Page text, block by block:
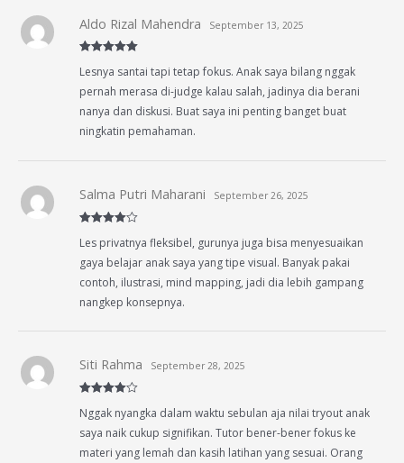
of 5
Aldo Rizal Mahendra September 13, 2025
Lesnya santai tapi tetap fokus. Anak saya bilang nggak
pernah merasa di-judge kalau salah, jadinya dia berani
nanya dan diskusi. Buat saya ini penting banget buat
ningkatin pemahaman.
out of 5
Salma Putri Maharani September 26, 2025
Les privatnya fleksibel, gurunya juga bisa menyesuaikan
gaya belajar anak saya yang tipe visual. Banyak pakai
contoh, ilustrasi, mind mapping, jadi dia lebih gampang
nangkep konsepnya.
out of 5
Siti Rahma September 28, 2025
Nggak nyangka dalam waktu sebulan aja nilai tryout anak
saya naik cukup signifikan. Tutor bener-bener fokus ke
materi yang lemah dan kasih latihan yang sesuai. Orang